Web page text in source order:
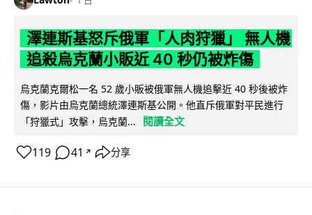
澤連斯基怒斥俄軍「人肉狩獵」 無人機
追殺烏克蘭小販近 40 秒仍被炸傷
烏克蘭克爾松一名 52 歲小販被俄軍無人機追擊近 40 秒後被炸
傷，影片由烏克蘭總統澤連斯基公開。他直斥俄軍對平民進行
「狩獵式」攻擊，烏克蘭...
閱讀全文
119 41 ↗ 分享